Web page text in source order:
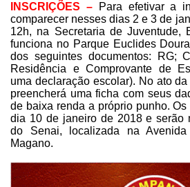
INSCRIÇÕES – Para efetivar a
comparecer nesses dias 2 e 3 de
12h, na Secretaria de Juventude,
funciona no Parque Euclides
dos seguintes documentos: RG;
Residência e Comprovante de
uma declaração escolar). Noato da
preencherá uma ficha com seus
de baixa renda a próprio punho.
dia 10 dejaneiro de 2018 e serão
do Senai, localizada na
Magano.